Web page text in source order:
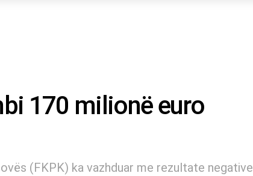
170 milionë euro
(FKPK) ka vazhduar me rezultate negative